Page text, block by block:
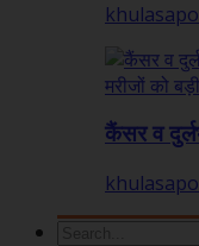
कैंसर व